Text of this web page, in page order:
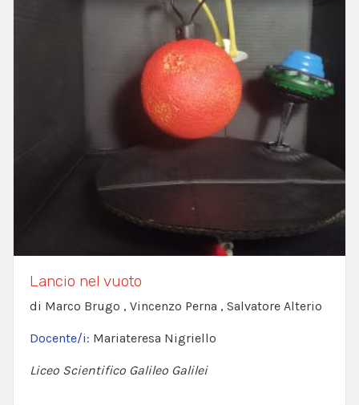
Lancio nel vuoto
di Marco Brugo , Vincenzo Perna , Salvatore Alterio
Docente/i: Mariateresa Nigriello
Liceo Scientifico Galileo Galilei